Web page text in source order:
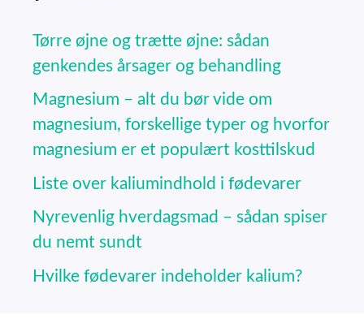
Tørre øjne og trætte øjne: sådan
genkendes årsager og behandling
Magnesium – alt du bør vide om
magnesium, forskellige typer og hvorfor
magnesium er et populært kosttilskud
Liste over kaliumindhold i fødevarer
Nyrevenlig hverdagsmad – sådan spiser
du nemt sundt
Hvilke fødevarer indeholder kalium?